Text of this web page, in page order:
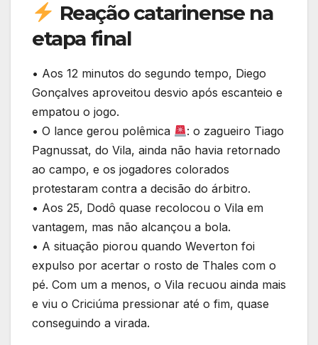
Reação catarinense na
etapa final
• Aos 12 minutos do segundo tempo, Diego
Gonçalves aproveitou desvio após escanteio e
empatou o jogo.
• O lance gerou polêmica
: o zagueiro Tiago
Pagnussat, do Vila, ainda não havia retornado
ao campo, e os jogadores colorados
protestaram contra a decisão do árbitro.
• Aos 25, Dodô quase recolocou o Vila em
vantagem, mas não alcançou a bola.
• A situação piorou quando Weverton foi
expulso por acertar o rosto de Thales com o
pé. Com um a menos, o Vila recuou ainda mais
e viu o Criciúma pressionar até o fim, quase
conseguindo a virada.